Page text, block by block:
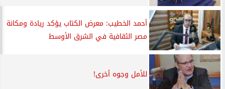
أحمد الخطيب: معرض الكتاب يؤكد ريادة ومكانة
مصر الثقافية في الشرق الأوسط
للأمل وجوه أخرى!